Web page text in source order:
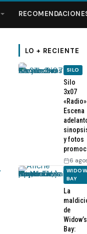
LO + RECIENTE
SILO
Silo
3x07
Escena
y fotos
6
BAY
La
de
Widow’s
Bay: